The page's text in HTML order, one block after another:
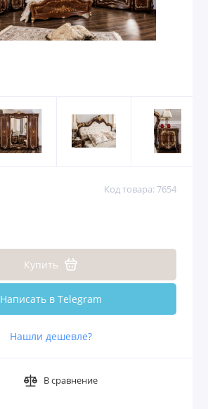
Код товара: 7654
Купить
Написать в Telegram
Нашли дешевле?
В сравнение